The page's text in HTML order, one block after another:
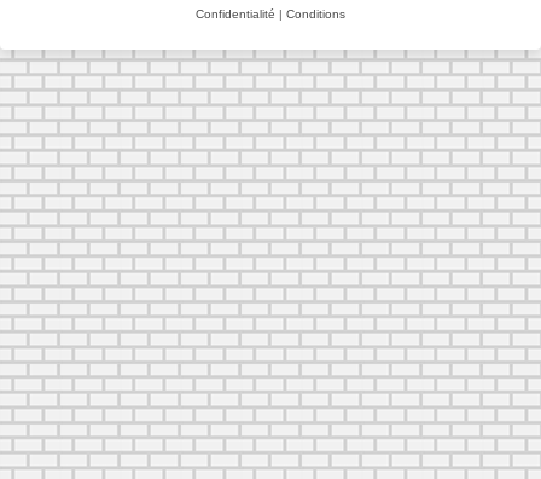
Confidentialité | Conditions